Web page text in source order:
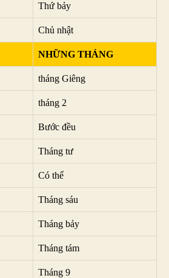
Thứ bảy
Chủ nhật
NHỮNG THÁNG
tháng Giêng
tháng 2
Bước đều
Tháng tư
Có thể
Tháng sáu
Tháng bảy
Tháng tám
Tháng 9